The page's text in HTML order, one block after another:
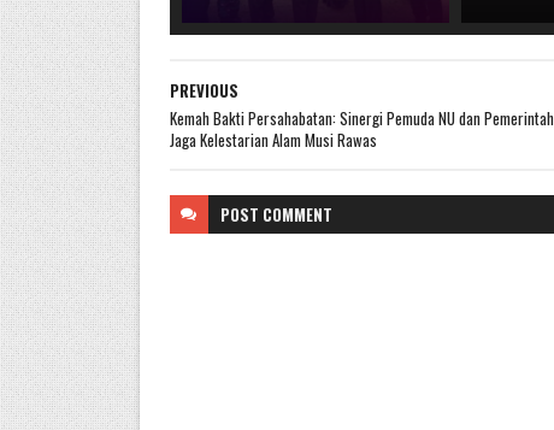
PREVIOUS
Kemah Bakti Persahabatan: Sinergi Pemuda NU dan Pemerintah
Jaga Kelestarian Alam Musi Rawas
POST COMMENT